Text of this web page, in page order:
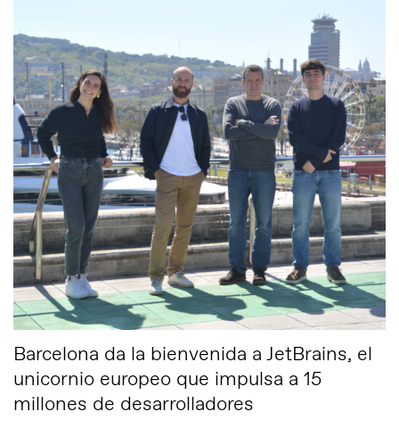
Barcelona da la bienvenida a JetBrains, el
unicornio europeo que impulsa a 15
millones de desarrolladores